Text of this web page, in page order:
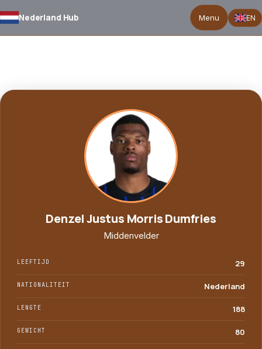
Nederland Hub Menu EN
Denzel Justus Morris Dumfries
Middenvelder
LEEFTIJD 29
NATIONALITEIT Nederland
LENGTE 188
GEWICHT 80